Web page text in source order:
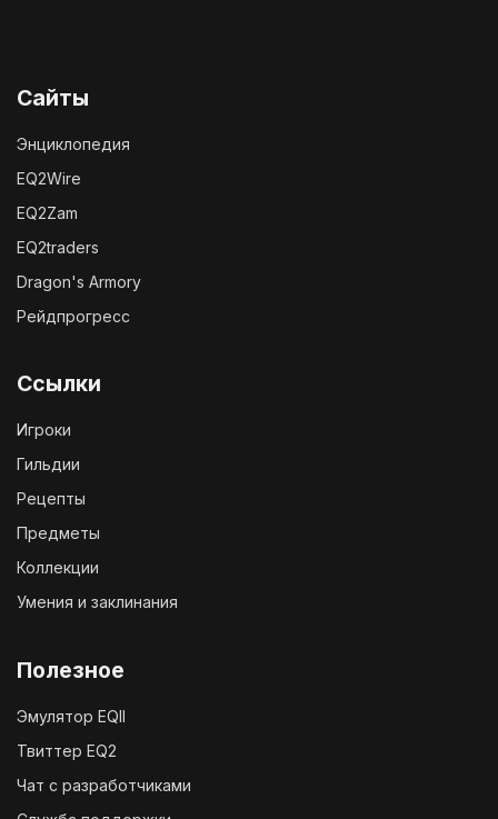
Сайты
Энциклопедия
EQ2Wire
EQ2Zam
EQ2traders
Dragon's Armory
Рейдпрогресс
Ссылки
Игроки
Гильдии
Рецепты
Предметы
Коллекции
Умения и заклинания
Полезное
Эмулятор EQII
Твиттер EQ2
Чат с разработчиками